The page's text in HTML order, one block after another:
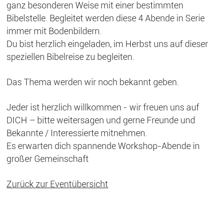
ganz besonderen Weise mit einer bestimmten
Bibelstelle. Begleitet werden diese 4 Abende in Serie
immer mit Bodenbildern.
Du bist herzlich eingeladen, im Herbst uns auf dieser
speziellen Bibelreise zu begleiten.
Das Thema werden wir noch bekannt geben.
Jeder ist herzlich willkommen - wir freuen uns auf
DICH – bitte weitersagen und gerne Freunde und
Bekannte / Interessierte mitnehmen.
Es erwarten dich spannende Workshop-Abende in
großer Gemeinschaft
Zurück zur Eventübersicht